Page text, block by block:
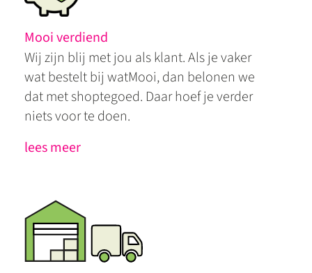
Mooi verdiend
Wij zijn blij met jou als klant. Als je vaker
wat bestelt bij watMooi, dan belonen we
dat met shoptegoed. Daar hoef je verder
niets voor te doen.
lees meer